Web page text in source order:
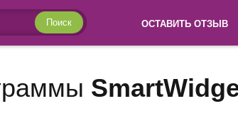
ОСТАВИТЬ ОТЗЫВ
Поиск